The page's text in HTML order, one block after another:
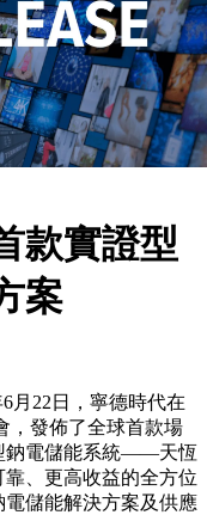
款實證型
案
月22日，寧德時代在
，發佈了全球首款場
鈉電儲能系統——天恆
、更高收益的全方位
儲能解決方案及供應